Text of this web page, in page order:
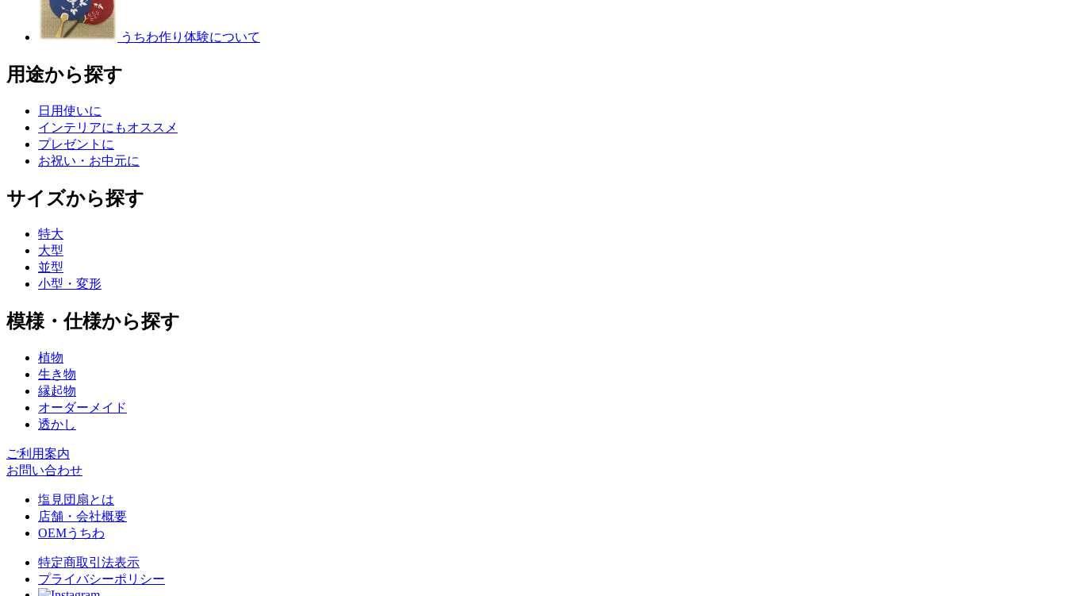
うちわ作り体験について
用途から探す
日用使いに
インテリアにもオススメ
プレゼントに
お祝い・お中元に
サイズから探す
特大
大型
並型
小型・変形
模様・仕様から探す
植物
生き物
縁起物
オーダーメイド
透かし
ご利用案内
お問い合わせ
塩見団扇とは
店舗・会社概要
OEMうちわ
特定商取引法表示
プライバシーポリシー